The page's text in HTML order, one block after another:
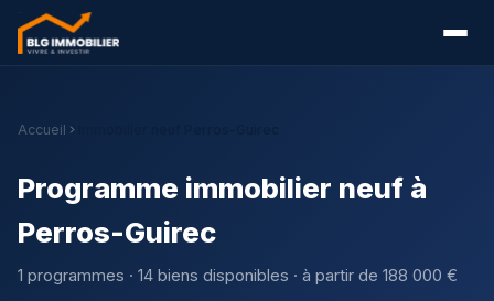
Accueil
Programme immobilier neuf à
Perros-Guirec
1 programmes · 14 biens disponibles · à partir de 188 000 €